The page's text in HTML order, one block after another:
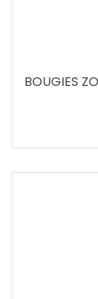
BOUGIES